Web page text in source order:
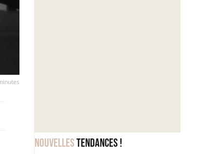
Nouvellestendances !